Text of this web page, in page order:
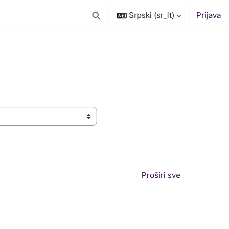
Uključi/isključi polje za pretragu
Srpski ‎(sr_lt)‎ Prijava
Proširi sve